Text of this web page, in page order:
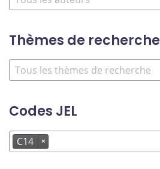
Thèmes de recherche
Codes JEL
C14 ×